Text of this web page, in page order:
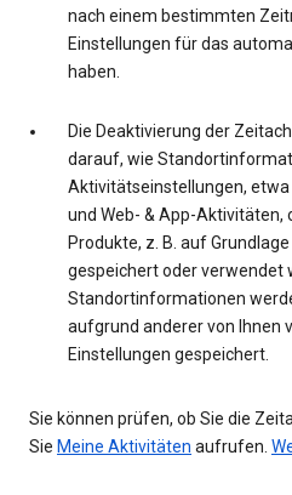
nach einem bestimmten
Einstellungen für das
haben.
Die Deaktivierung der
darauf, wie
Aktivitätseinstellungen,
und Web- & App-Aktivitäten,
Produkte, z. B. auf
gespeichert oder verwendet
Standortinformationen
aufgrund anderer von Ihnen
Einstellungen gespeichert.
Sie können prüfen, ob Sie die
Sie Meine Aktivitäten aufrufen.